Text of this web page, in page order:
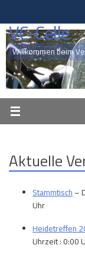
springen
VC-Celle
Willkommen beim
Aktuelle
Stammtisch –
Uhr
Heidetreffen
Uhrzeit : 0:00